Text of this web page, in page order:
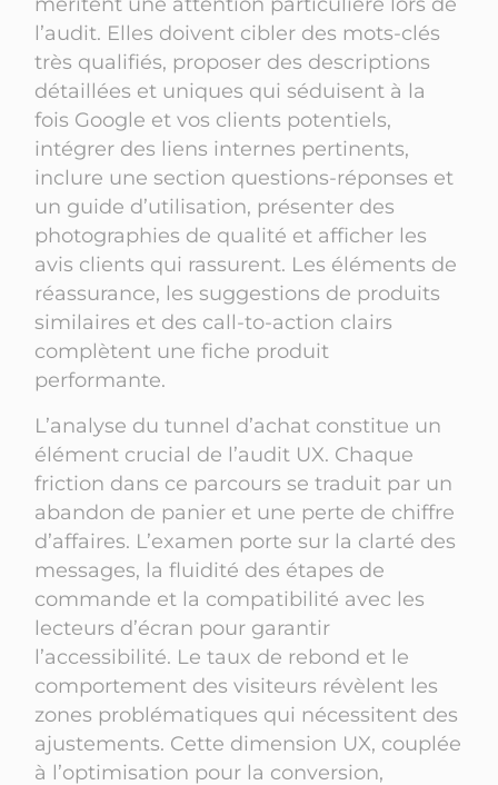
l’audit. Elles doivent cibler des mots-clés
très qualifiés, proposer des descriptions
détaillées et uniques qui séduisent à la
fois Google et vos clients potentiels,
intégrer des liens internes pertinents,
inclure une section questions-réponses et
un guide d’utilisation, présenter des
photographies de qualité et afficher les
avis clients qui rassurent. Les éléments de
réassurance, les suggestions de produits
similaires et des call-to-action clairs
complètent une fiche produit
performante.
L’analyse du tunnel d’achat constitue un
élément crucial de l’audit UX. Chaque
friction dans ce parcours se traduit par un
abandon de panier et une perte de chiffre
d’affaires. L’examen porte sur la clarté des
messages, la fluidité des étapes de
commande et la compatibilité avec les
lecteurs d’écran pour garantir
l’accessibilité. Le taux de rebond et le
comportement des visiteurs révèlent les
zones problématiques qui nécessitent des
ajustements. Cette dimension UX, couplée
à l’optimisation pour la conversion,